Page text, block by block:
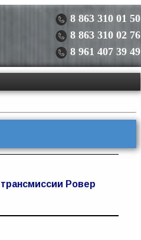
8 863 310 01 50
8 863 310 02 76
8 961 407 39 49
Ровер